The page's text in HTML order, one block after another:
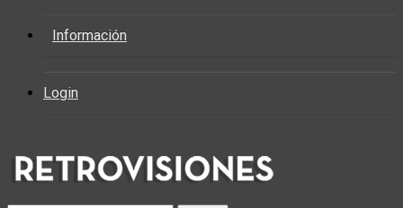
Información
Login